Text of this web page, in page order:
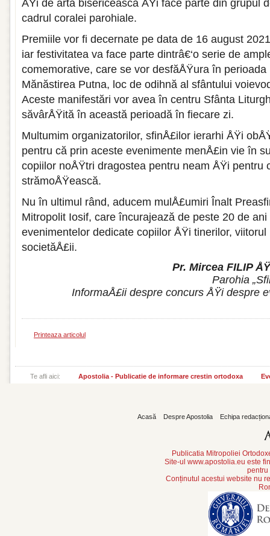
ÅŸi de artă bisericească ÅŸi face parte din grupul
cadrul coralei parohiale.
Premiile vor fi decernate pe data de 16 august
iar festivitatea va face parte dintrâ€‘o serie de
comemorative, care se vor desfăÅŸura în perioada
Mănăstirea Putna, loc de odihnă al sfântului
Aceste manifestări vor avea în centru Sfânta
săvârÅŸită în această perioadă în fiecare zi.
Multumim organizatorilor, sfinÅ£ilor ierarhi ÅŸi
pentru că prin aceste evenimente menÅ£in vie în
copiilor noÅŸtri dragostea pentru neam ÅŸi pentru
strămoÅŸească.
Nu în ultimul rând, aducem mulÅ£umiri Înalt
Mitropolit Iosif, care încurajează de peste 20 de
evenimentelor dedicate copiilor ÅŸi tinerilor,
societăÅ£ii.
Pr. Mircea FILIP
Parohia
InformaÅ£ii despre concurs ÅŸi despre
Printeaza articolul
Te afli aici: Apostolia - Publicatie de informare crestin ortodoxa
Acasă Despre Apostolia Echipa
Publicatia Mitropoliei
Site-ul www.apostolia.eu este
pentru
Conținutul acestui website nu